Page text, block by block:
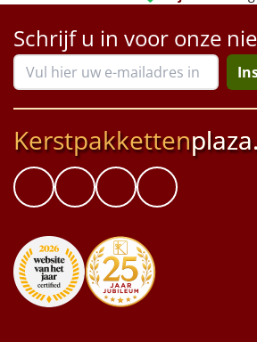
Noodradio NIEUW
Alle artikelen
Overige
Personeel
Doe het zelf
Schrijf u in voor onze
Kerstpakketten